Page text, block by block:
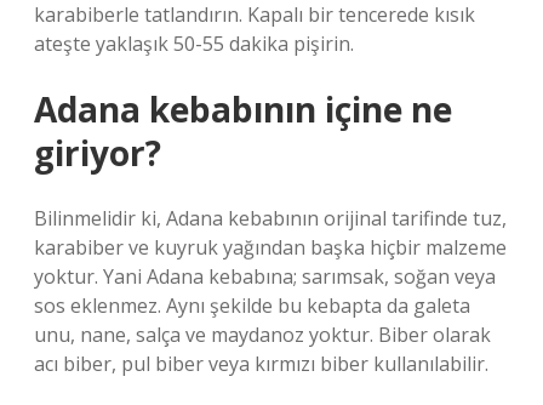
karabiberle tatlandırın. Kapalı bir tencerede kısık
ateşte yaklaşık 50-55 dakika pişirin.
Adana kebabının içine ne
giriyor?
Bilinmelidir ki, Adana kebabının orijinal tarifinde tuz,
karabiber ve kuyruk yağından başka hiçbir malzeme
yoktur. Yani Adana kebabına; sarımsak, soğan veya
sos eklenmez. Aynı şekilde bu kebapta da galeta
unu, nane, salça ve maydanoz yoktur. Biber olarak
acı biber, pul biber veya kırmızı biber kullanılabilir.